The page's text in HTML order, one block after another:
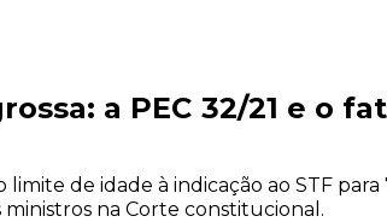
a PEC 32/21 e o
limite de idade à indicação ao STF
na Corte constitucional.